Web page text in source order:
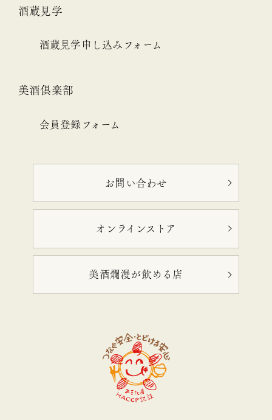
酒蔵見学
酒蔵見学申し込みフォーム
美酒倶楽部
会員登録フォーム
お問い合わせ
オンラインストア
美酒爛漫が飲める店